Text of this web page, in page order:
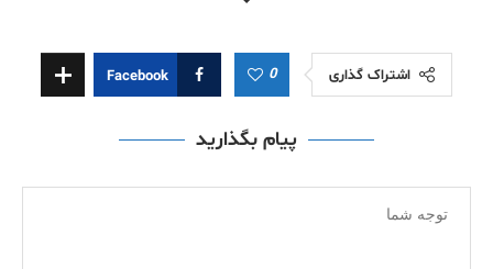
اشتراک گذاری 0
Facebook
پیام بگذارید